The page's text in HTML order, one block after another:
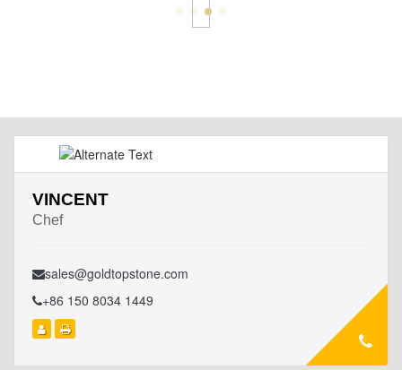
VINCENT
Chef
sales@goldtopstone.com
+86 150 8034 1449